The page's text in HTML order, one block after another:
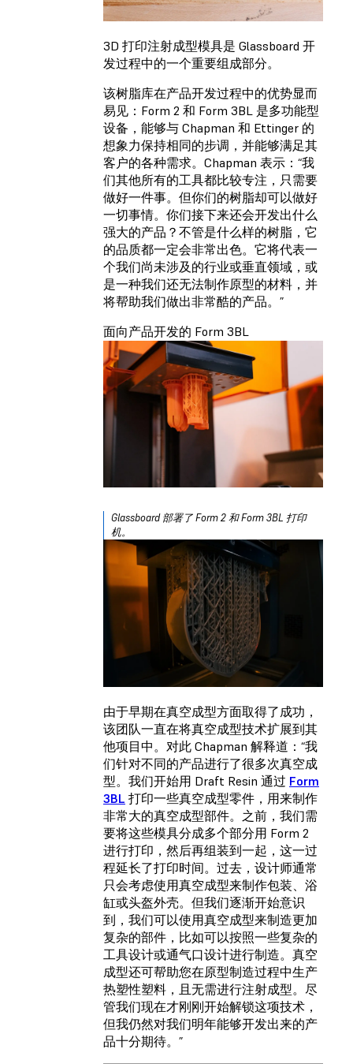
3D 打印注射成型模具是 Glassboard 开
发过程中的一个重要组成部分。
该树脂库在产品开发过程中的优势显而
易见：Form 2 和 Form 3BL 是多功能型
设备，能够与 Chapman 和 Ettinger 的
想象力保持相同的步调，并能够满足其
客户的各种需求。Chapman 表示：“我
们其他所有的工具都比较专注，只需要
做好一件事。但你们的树脂却可以做好
一切事情。你们接下来还会开发出什么
强大的产品？不管是什么样的树脂，它
的品质都一定会非常出色。它将代表一
个我们尚未涉及的行业或垂直领域，或
是一种我们还无法制作原型的材料，并
将帮助我们做出非常酷的产品。”
面向产品开发的 Form 3BL
Glassboard 部署了 Form 2 和 Form 3BL 打印
机。
由于早期在真空成型方面取得了成功，
该团队一直在将真空成型技术扩展到其
他项目中。对此 Chapman 解释道：“我
们针对不同的产品进行了很多次真空成
型。我们开始用 Draft Resin 通过 Form
3BL 打印一些真空成型零件，用来制作
非常大的真空成型部件。之前，我们需
要将这些模具分成多个部分用 Form 2
进行打印，然后再组装到一起，这一过
程延长了打印时间。过去，设计师通常
只会考虑使用真空成型来制作包装、浴
缸或头盔外壳。但我们逐渐开始意识
到，我们可以使用真空成型来制造更加
复杂的部件，比如可以按照一些复杂的
工具设计或通气口设计进行制造。真空
成型还可帮助您在原型制造过程中生产
热塑性塑料，且无需进行注射成型。尽
管我们现在才刚刚开始解锁这项技术，
但我仍然对我们明年能够开发出来的产
品十分期待。”